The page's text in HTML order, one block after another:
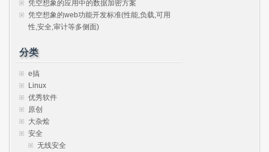
凭空想象的应用中的数据加密方案
凭空想象的web功能开发标准(性能,负载,可用
性,安全,审计等多侧面)
分类
e搞
Linux
优秀软件
原创
大杂烩
安全
无线安全